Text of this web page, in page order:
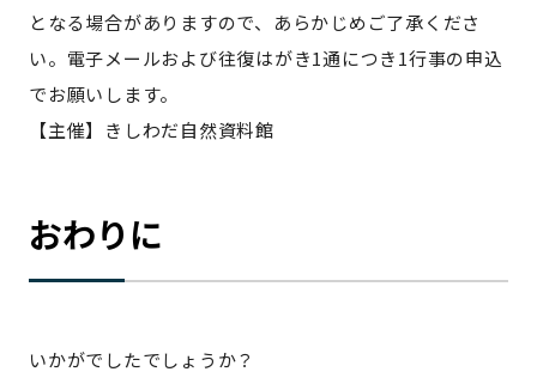
となる場合がありますので、あらかじめご了承くださ
い。電子メールおよび往復はがき1通につき1行事の申込
でお願いします。
【主催】きしわだ自然資料館
おわりに
いかがでしたでしょうか？